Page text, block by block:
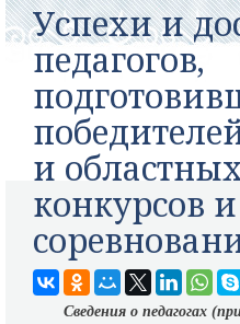
Успехи и
педагогов,
и
конкурсов и
Сведения о педагогах